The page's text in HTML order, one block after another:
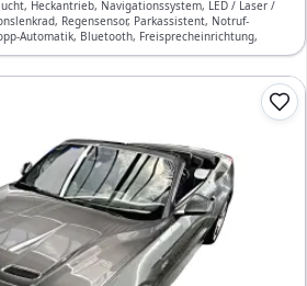
Heckantrieb, Navigationssystem, LED / Laser /
Regensensor, Parkassistent, Notruf-
Automatik, Bluetooth, Freisprecheinrichtung,
ABS, Klimaanlage, Beifahrer-Airbag